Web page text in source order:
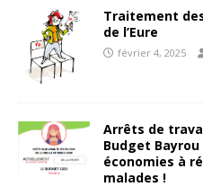
Traitement
de l’Eure
février 4, 2025
Arrêts de
Budget
économies à
malades !